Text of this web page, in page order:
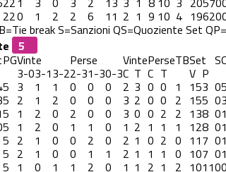
220 1 2 2 6 11 2 1 9 10 4 19620
breakS=Sanzioni QS=Quoziente Set
PGVinte Perse VintePerseTBSet S
3-03-13-22-31-30-3C T C T V P
5 3 1 1 0 0 0 2 3 0 0 1 153 0
5 2 1 2 0 0 0 3 2 0 0 2 155 0
5 1 2 0 2 0 0 3 0 0 2 2 138 0
5 1 2 0 1 1 0 1 2 1 1 1 128 0
5 2 1 0 0 2 0 2 1 0 2 0 117 0
5 2 1 0 0 1 1 2 1 1 1 0 107 0
5 1 0 1 1 2 0 1 1 2 1 2 10110